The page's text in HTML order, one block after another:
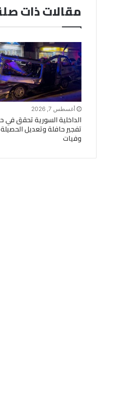
مقالات ذات
أغسطس 7, 2026
الداخلية السورية تحقق في
تفجير حافلة وتعديل الحصيلة
وفيات